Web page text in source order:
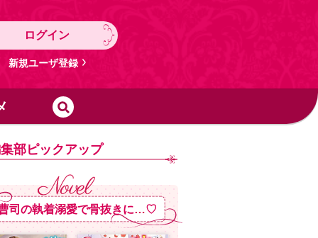
ログイン
新規ユーザ登録
部ピックアップ
司の執着溺愛で骨抜きに…♡